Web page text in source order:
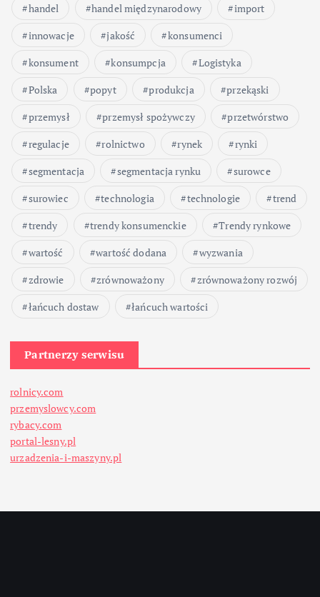
handel
handel międzynarodowy
import
innowacje
jakość
konsumenci
konsument
konsumpcja
Logistyka
Polska
popyt produkcja
przekąski
przemysł
przemysł spożywczy
przetwórstwo
regulacje
rolnictwo rynek
rynki
segmentacja
segmentacja rynku
surowce
surowiec
technologia technologie
trend
trendy
trendy konsumenckie
Trendy rynkowe
wartość
wartość dodana
wyzwania
zdrowie
zrównoważony
zrównoważony rozwój
łańcuch dostaw
łańcuch wartości
Partnerzy serwisu
rolnicy.com
przemyslowcy.com
rybacy.com
portal-lesny.pl
urzadzenia-i-maszyny.pl